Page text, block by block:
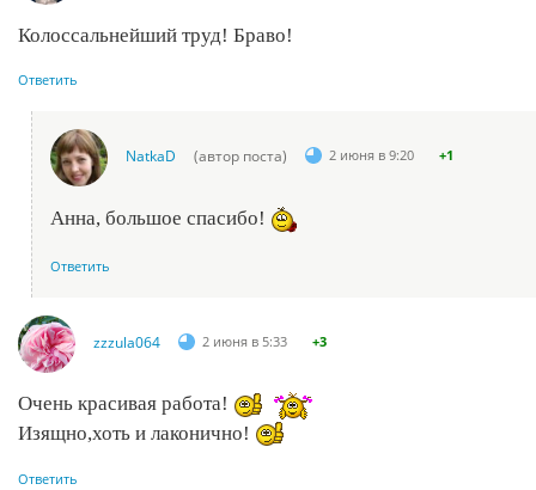
Колоссальнейший труд! Браво!
Ответить
NatkaD (автор поста) 2 июня в 9:20 +1
Анна, большое спасибо!
Ответить
zzzula064 2 июня в 5:33 +3
Очень красивая работа!
Изящно,хоть и лаконично!
Ответить